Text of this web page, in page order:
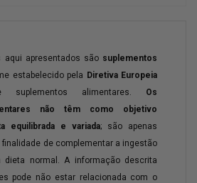
aqui apresentados são suplementos
estabelecido pela Diretiva Europeia
suplementos alimentares. Os
não têm como objetivo
equilibrada e variada; são apenas
de complementar a ingestão
dieta normal. A informação descrita
pode não estar relacionada com o